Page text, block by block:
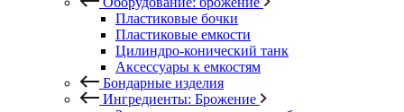
Пластиковые бочки
Пластиковые емкости
Цилиндро-конический танк
Аксессуары к емкостям
Бондарные изделия
Ингредиенты: Брожение